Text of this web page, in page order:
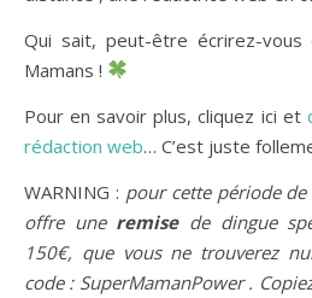
Qui sait, peut-être écrirez-vous
Mamans !
Pour en savoir plus, cliquez ici et
rédaction web… C’est juste
WARNING : pour cette période
offre une remisede dingue
150€, que vous ne trouverez
code : SuperMamanPower .